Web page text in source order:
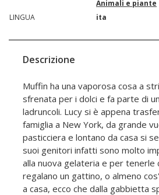
Animali e piante
LINGUA
ita
Descrizione
Muffin ha una vaporosa cosa a
sfrenata per i dolci e fa parte di
ladruncoli. Lucy si è appena
famiglia a New York, da grande
pasticciera e lontano da casa si
suoi genitori infatti sono molto
alla nuova gelateria e per tenerle
regalano un gattino, o almeno
a casa, ecco che dalla gabbietta